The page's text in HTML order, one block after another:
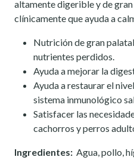
altamente digerible y de
clínicamente que ayuda a
Nutrición de gran
nutrientes perdidos.
Ayuda a mejorar la
Ayuda a restaurar el
sistema inmunológico
Satisfacer las
cachorros y perros
Ingredientes: Agua, pollo,